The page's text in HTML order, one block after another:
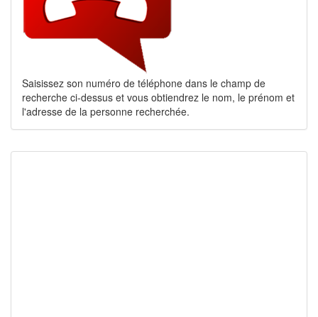
Saisissez son numéro de téléphone dans le champ de
recherche ci-dessus et vous obtiendrez le nom, le prénom et
l'adresse de la personne recherchée.